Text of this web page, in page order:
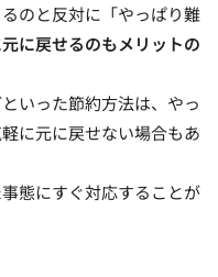
のと反対に「やっぱり難
に戻せるのもメリットの
いった節約方法は、やっ
に元に戻せない場合もあ
態にすぐ対応することが